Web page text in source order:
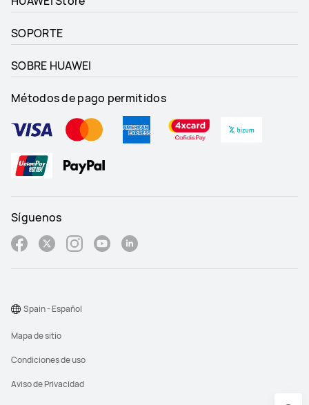
SOPORTE
SOBRE HUAWEI
Métodos de pago permitidos
Síguenos
Mapa de sitio
Condiciones de uso
Aviso de Privacidad
Spain - Español